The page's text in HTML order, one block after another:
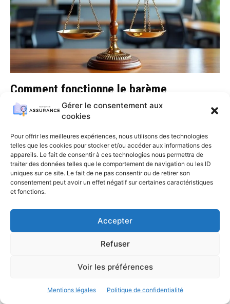
Gérer le consentement aux
cookies
Pour offrir les meilleures expériences, nous utilisons des technologies
telles que les cookies pour stocker et/ou accéder aux informations des
appareils. Le fait de consentir à ces technologies nous permettra de
traiter des données telles que le comportement de navigation ou les ID
uniques sur ce site. Le fait de ne pas consentir ou de retirer son
consentement peut avoir un effet négatif sur certaines caractéristiques
et fonctions.
Accepter
Refuser
Voir les préférences
Mentions légales Politique de confidentialité
Comment fonctionne le barème
d’indemnisation ?
Garantie des accidents de la vie
En France, les barèmes d'indemnisation sont devenus des repères
incontournables, non seulement pour les tribunaux mais aussi pour les
assureurs et bien d'autres instances. En...
1 2